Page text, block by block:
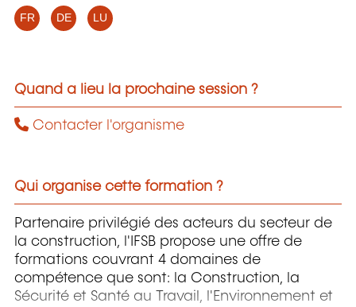
FR DE LU
Quand a lieu la prochaine session ?
Contacter l'organisme
Qui organise cette formation ?
Partenaire privilégié des acteurs du secteur de
la construction, l'IFSB propose une offre de
formations couvrant 4 domaines de
compétence que sont: la Construction, la
Sécurité et Santé au Travail, l'Environnement et